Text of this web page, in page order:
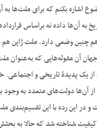
اشاره بکنم که برای ملت‌ها
به آن‌ها داده نه براساس
وضعی دارد. ملت ژاپن
آن مقوله‌هایی که به‌عنوان
یک پدیدۀ تاریخی و
دولت‌های متعدد به وجود
در این رده با این
شناخته شد که حالا به